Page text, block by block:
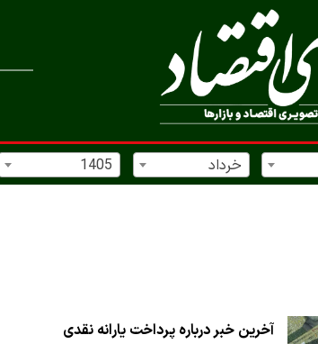
خرداد 1405
آخرین خبر درباره پرداخت یارانه نقدی